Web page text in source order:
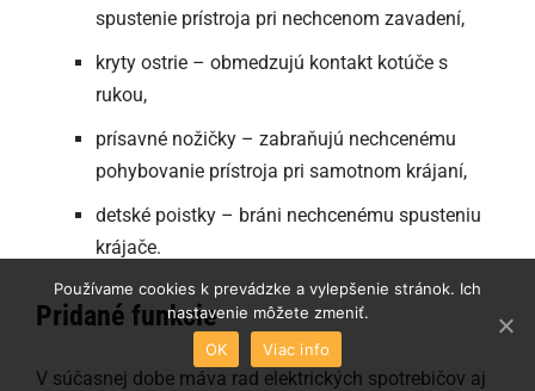
spustenie prístroja pri nechcenom zavadení,
kryty ostrie – obmedzujú kontakt kotúče s
rukou,
prísavné nožičky – zabraňujú nechcenému
pohybovanie prístroja pri samotnom krájaní,
detské poistky – bráni nechcenému spusteniu
krájače.
Pridané funkcie
V súčasnej dobe máva rad elektrických spotrebičov aj
Používame cookies k prevádzke a vylepšenie stránok. Ich
nastavenie môžete zmeniť.
OK
Viac info